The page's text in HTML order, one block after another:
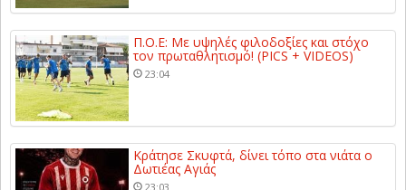
Π.Ο.Ε: Με υψηλές φιλοδοξίες και στόχο
τον πρωταθλητισμό! (PICS + VIDEOS)
23:04
Κράτησε Σκυφτά, δίνει τόπο στα νιάτα ο
Δωτιέας Αγιάς
23:03